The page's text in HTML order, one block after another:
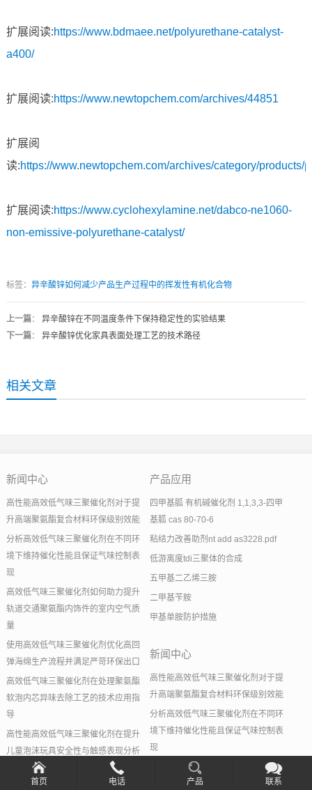
扩展阅读:https://www.bdmaee.net/polyurethane-catalyst-
a400/
扩展阅读:https://www.newtopchem.com/archives/44851
扩展阅
读:https://www.newtopchem.com/archives/category/products/
扩展阅读:https://www.cyclohexylamine.net/dabco-ne1060-
non-emissive-polyurethane-catalyst/
标签： 异辛酸锌如何减少产品生产过程中的挥发性有机化合物
上一篇： 异辛酸锌在不同温度条件下保持稳定性的实验结果
下一篇： 异辛酸锌优化家具表面处理工艺的技术路径
相关文章
新闻中心
高性能高效低气味三聚催化剂对于提
升高端聚氨酯复合材料环保级别效能
分析高效低气味三聚催化剂在不同环
境下维持催化性能且保证气味控制表
现
高效低气味三聚催化剂如何助力提升
轨道交通聚氨酯内饰件的室内空气质
量
使用高效低气味三聚催化剂优化高回
弹海绵生产流程并满足严苛环保出口
高效低气味三聚催化剂在处理聚氨酯
软泡内芯异味去除工艺的技术应用指
导
高性能高效低气味三聚催化剂在提升
儿童泡沫玩具安全性与触感表现分析
产品应用
四甲基胍 有机碱催化剂 1,1,3,3-四甲
基胍 cas 80-70-6
粘结力改善助剂nt add as3228.pdf
低游离度tdi三聚体的合成
五甲基二乙烯三胺
二甲基苄胺
甲基单胺防护措施
新闻中心
高性能高效低气味三聚催化剂对于提
升高端聚氨酯复合材料环保级别效能
分析高效低气味三聚催化剂在不同环
境下维持催化性能且保证气味控制表
现
高效低气味三聚催化剂如何助力提升
轨道交通聚氨酯内饰件的室内空气质
首页 电话 产品 联系